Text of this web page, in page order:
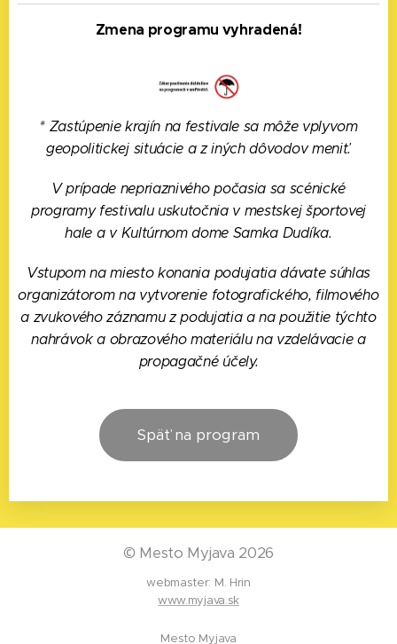
Zmena programu vyhradená!
* Zastúpenie krajín na festivale sa môže vplyvom
geopolitickej situácie a z iných dôvodov meniť.
V prípade nepriaznivého počasia sa scénické
programy festivalu uskutočnia v mestskej športovej
hale a v Kultúrnom dome Samka Dudíka.
Vstupom na miesto konania podujatia dávate súhlas
organizátorom na vytvorenie fotografického, filmového
a zvukového záznamu z podujatia a na použitie týchto
nahrávok a obrazového materiálu na vzdelávacie a
propagačné účely.
Späť na program
© Mesto Myjava 2026
webmaster: M. Hrin
www.myjava.sk
Mesto Myjava